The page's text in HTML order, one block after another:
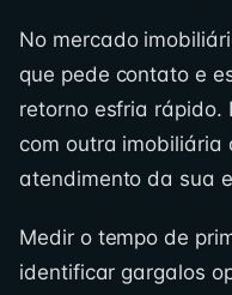
No mercado
que pede contato e
retorno esfria rápido.
com outra imobiliária
atendimento da sua
Medir o tempo de
identificar gargalos